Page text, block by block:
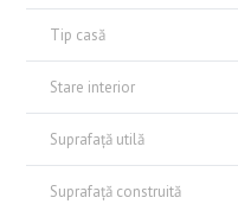
Tip casă
Stare interior
Suprafață utilă
Suprafață construită